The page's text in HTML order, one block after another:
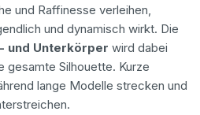
und Raffinesse verleihen,
und dynamisch wirkt. Die
und Unterkörper wird dabei
Silhouette. Kurze
lange Modelle strecken und